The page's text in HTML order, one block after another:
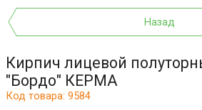
Назад
Кирпич лицевой
"Бордо" КЕРМА
Код товара: 9584